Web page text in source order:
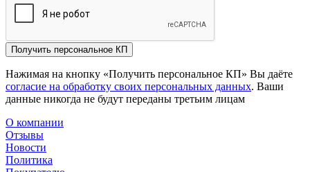
Получить персональное КП
Нажимая на кнопку «Получить персональное КП» Вы даёте
согласие на обработку своих персональных данных. Ваши
данные никогда не будут переданы третьим лицам
О компании
Отзывы
Новости
Политика